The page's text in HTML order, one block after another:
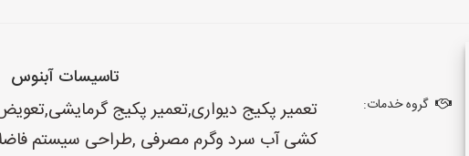
تاسيسات آبنوس
گروه خدمات:
تعمیر پکیج دیواری,تعمیر پکیج
کشی آب سرد وگرم مصرفی ,طراحی سیستم